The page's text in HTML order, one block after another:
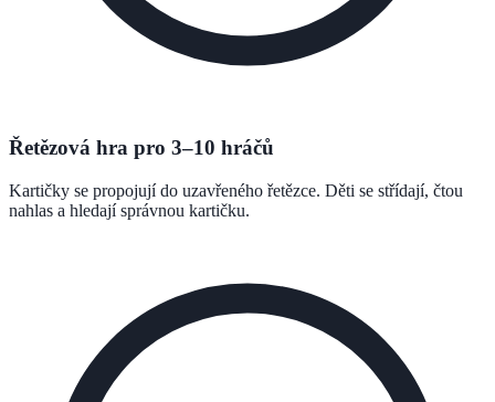
Řetězová hra pro 3–10 hráčů
Kartičky se propojují do uzavřeného řetězce. Děti se střídají, čtou
nahlas a hledají správnou kartičku.